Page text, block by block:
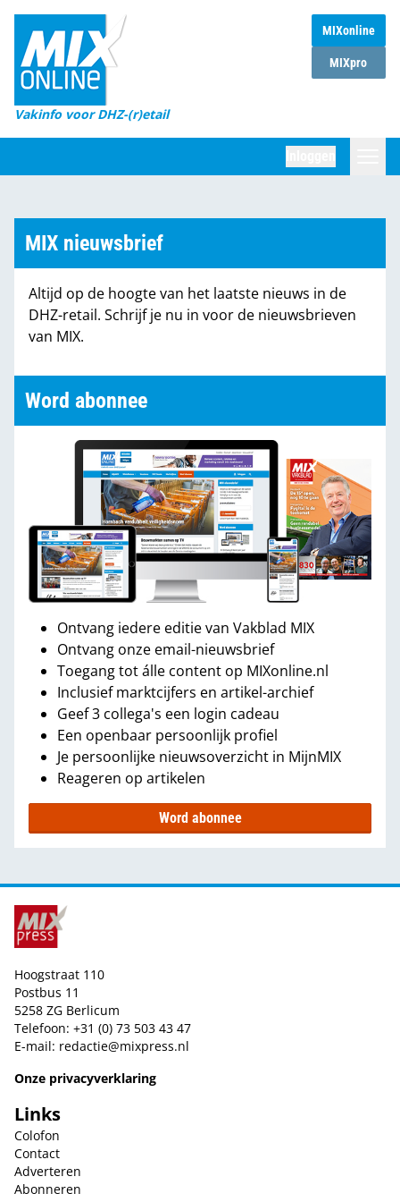
MIXonline
MIXpro
Vakinfo voor DHZ-(r)etail
Home
Magazines
DHZ Sessie
Marktcijfers
Partners
MIX nieuwsbrief
Altijd op de hoogte van het laatste nieuws in de
DHZ-retail. Schrijf je nu in voor de nieuwsbrieven
van MIX.
Word abonnee
Ontvang iedere editie van Vakblad MIX
Ontvang onze email-nieuwsbrief
Toegang tot álle content op MIXonline.nl
Inclusief marktcijfers en artikel-archief
Geef 3 collega's een login cadeau
Een openbaar persoonlijk profiel
Je persoonlijke nieuwsoverzicht in MijnMIX
Reageren op artikelen
Word abonnee
Hoogstraat 110
Postbus 11
5258 ZG Berlicum
Telefoon: +31 (0) 73 503 43 47
E-mail: redactie@mixpress.nl
Onze privacyverklaring
Links
Colofon
Contact
Adverteren
Abonneren